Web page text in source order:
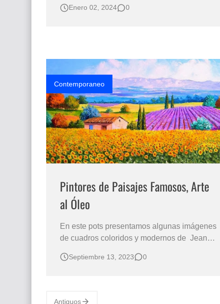
Espátula Sobre Lienzo Pinturas al Óleo de
PAISAJES FIG…
Enero 02, 2024 0
Contemporaneo
Pintores de Paisajes Famosos, Arte
al Óleo
En este pots presentamos algunas imágenes
de cuadros coloridos y modernos de Jean
paisajes campestres con temas de cultivos
color excepcional se hacen presentes en su
Septiembre 13, 2023 0
Antiguos